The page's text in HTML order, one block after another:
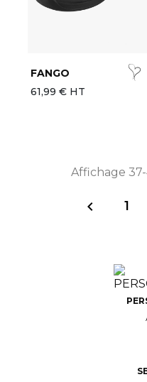
FANGO
61,99 € HT
Affichage
 1